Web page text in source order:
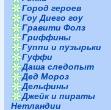
Город героев
Гоу Диего гоу
Гравити Фолз
Гриффины
Гуппи и пузырьки
Гуффи
Даша следопыт
Дед Мороз
Дельфины
Джейк и пираты
Нетландии